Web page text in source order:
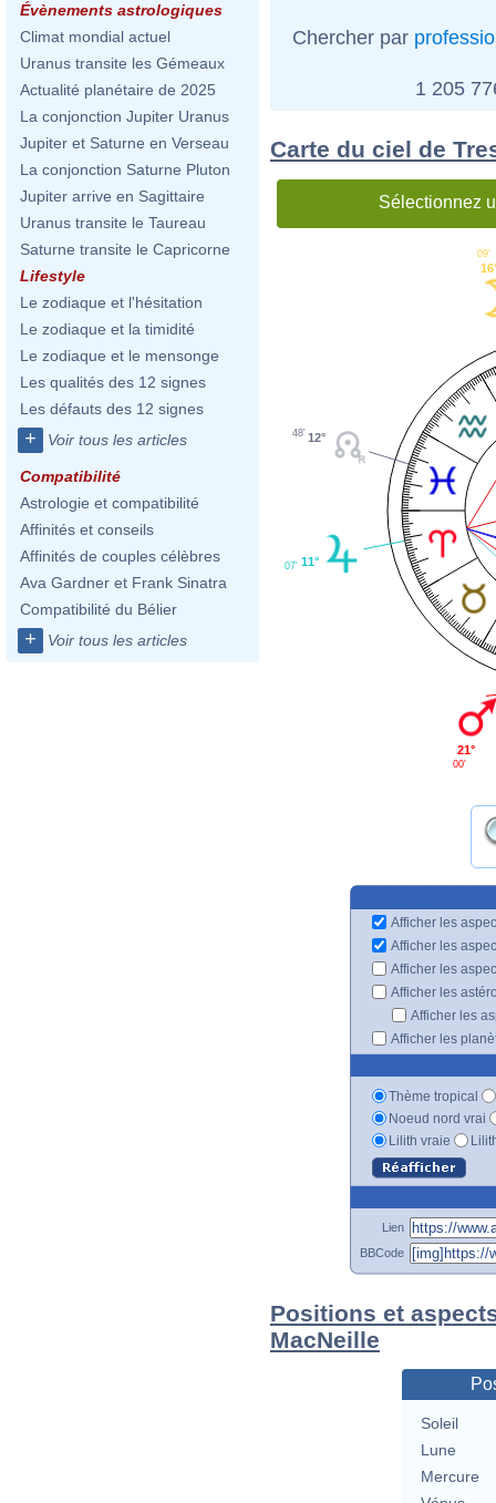
Évènements astrologiques
Climat mondial actuel
Uranus transite les Gémeaux
Actualité planétaire de 2025
La conjonction Jupiter Uranus
Jupiter et Saturne en Verseau
La conjonction Saturne Pluton
Jupiter arrive en Sagittaire
Uranus transite le Taureau
Saturne transite le Capricorne
Lifestyle
Le zodiaque et l'hésitation
Le zodiaque et la timidité
Le zodiaque et le mensonge
Les qualités des 12 signes
Les défauts des 12 signes
+ Voir tous les articles
Compatibilité
Astrologie et compatibilité
Affinités et conseils
Affinités de couples célèbres
Ava Gardner et Frank Sinatra
Compatibilité du Bélier
+ Voir tous les articles
Chercher par
1 205
Carte du ciel de
Sélectionnez
09'
12°
48'
11°
07'
21°
00'
Afficher les
Afficher les
Afficher les
Afficher les
Afficher les
Afficher les
Thème tropical
Noeud nord vrai
Lilith vraie
Lien
BBCode
Positions et
MacNeille
Soleil
Lune
Mercure